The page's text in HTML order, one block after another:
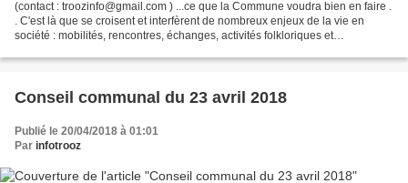
(contact : troozinfo@gmail.com ) ...ce que la Commune voudra bien en faire .
. C'est là que se croisent et interfèrent de nombreux enjeux de la vie en
société : mobilités, rencontres, échanges, activités folkloriques et
Conseil communal du 23 avril 2018
Publié le 20/04/2018 à 01:01
Par infotrooz